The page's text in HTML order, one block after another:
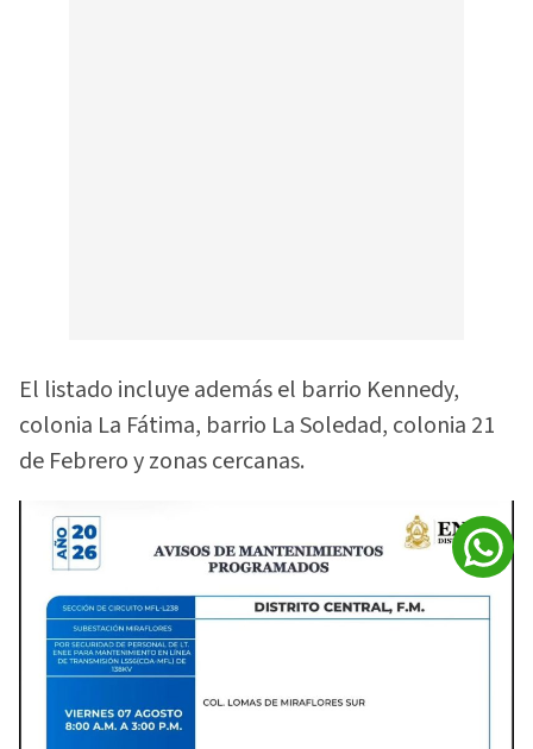
El listado incluye además el barrio Kennedy,
colonia La Fátima, barrio La Soledad, colonia 21
de Febrero y zonas cercanas.